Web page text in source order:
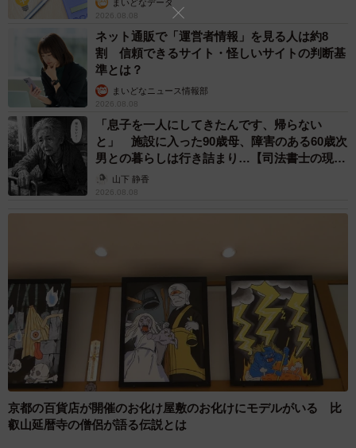
まいどなデータ
2026.08.08
ネット通販で「運営者情報」を見る人は約8
割 信頼できるサイト・怪しいサイトの判断基
準とは？
まいどなニュース情報部
2026.08.08
「息子を一人にしてきたんです、帰らない
と」 施設に入った90歳母、障害のある60歳次
男との暮らしは行き詰まり…【司法書士の現場
から】山下 静香
2026.08.08
京都の百貨店が開催のお化け屋敷のお化けにモデルがいる 比
叡山延暦寺の僧侶が語る伝説とは